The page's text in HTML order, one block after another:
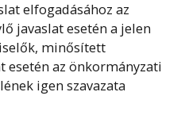
elfogadásához az
javaslat esetén a jelen
minősített
esetén az önkormányzati
igen szavazata